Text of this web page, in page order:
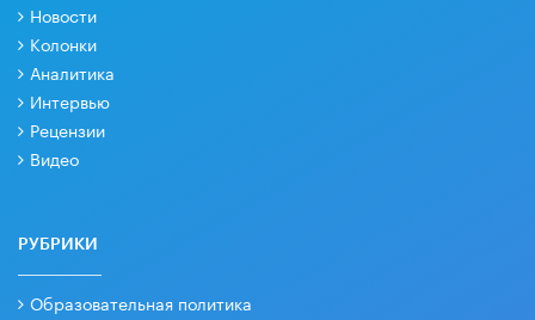
Новости
Колонки
Аналитика
Интервью
Рецензии
Видео
РУБРИКИ
Образовательная политика